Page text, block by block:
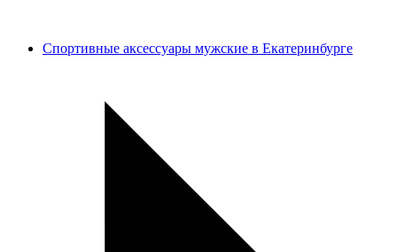
Спортивные аксессуары мужские в Екатеринбурге